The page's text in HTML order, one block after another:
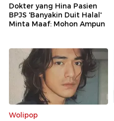
Dokter yang Hina Pasien
BPJS 'Banyakin Duit Halal'
Minta Maaf: Mohon Ampun
Wolipop